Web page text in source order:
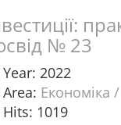
№ 23
Year: 2022
Area: Економіка
Hits: 1019